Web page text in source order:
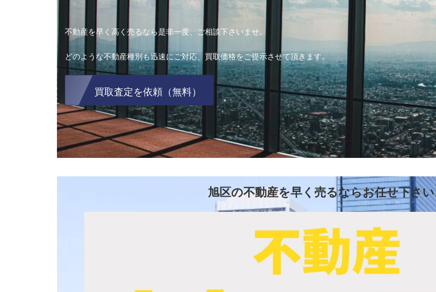
不動産を早く高く売るなら是非一度、ご相談下さいませ。
どのような不動産種別も迅速にご対応、買取価格をご提示させて頂きます。
買取査定を依頼（無料）
旭区の不動産を早く売るならお任せ下さ